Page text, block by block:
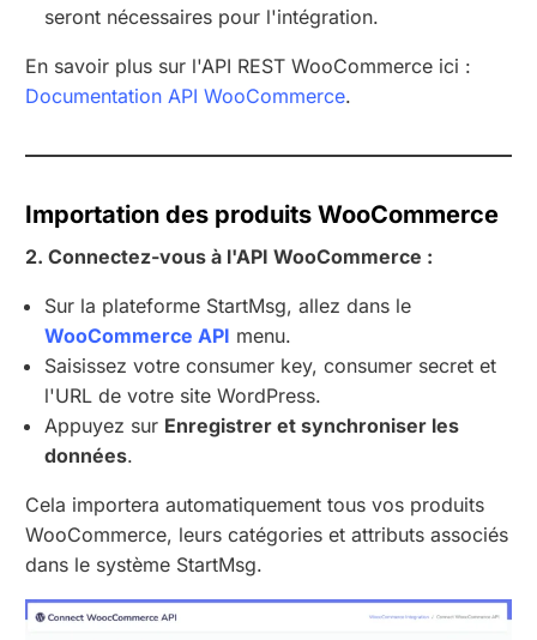
seront nécessaires pour l'intégration.
En savoir plus sur l'API REST WooCommerce ici :
Documentation API WooCommerce.
Importation des produits WooCommerce
2. Connectez-vous à l'API WooCommerce :
Sur la plateforme StartMsg, allez dans le
WooCommerce API menu.
Saisissez votre consumer key, consumer secret et
l'URL de votre site WordPress.
Appuyez sur Enregistrer et synchroniser les
données.
Cela importera automatiquement tous vos produits
WooCommerce, leurs catégories et attributs associés
dans le système StartMsg.